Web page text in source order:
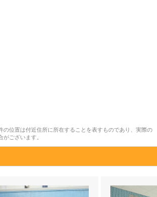
位置は付近住所に所在することを表すものであり、実際の
ございます。